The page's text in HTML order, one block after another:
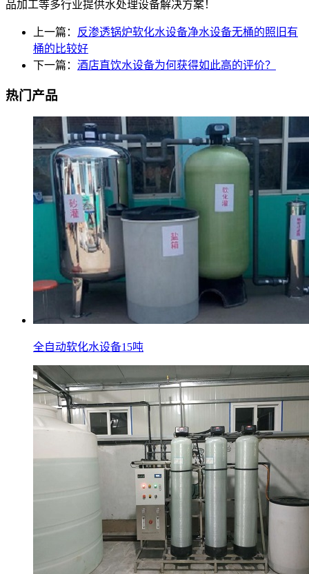
品加工等多行业提供水处理设备解决方案！
上一篇：
反渗透锅炉软化水设备净水设备无桶的照旧有
桶的比较好
下一篇： 酒店直饮水设备为何获得如此高的评价？
热门产品
全自动软化水设备15吨